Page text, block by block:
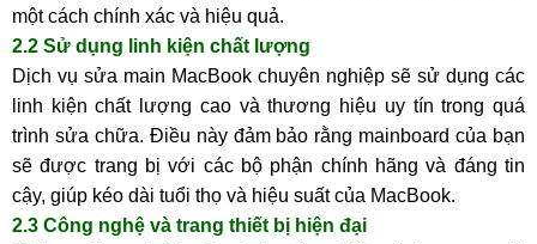
một cách chính xác và hiệu quả.
2.2 Sử dụng linh kiện chất lượng
Dịch vụ sửa main MacBook chuyên nghiệp sẽ sử dụng các
linh kiện chất lượng cao và thương hiệu uy tín trong quá
trình sửa chữa. Điều này đảm bảo rằng mainboard của bạn
sẽ được trang bị với các bộ phận chính hãng và đáng tin
cậy, giúp kéo dài tuổi thọ và hiệu suất của MacBook.
2.3 Công nghệ và trang thiết bị hiện đại